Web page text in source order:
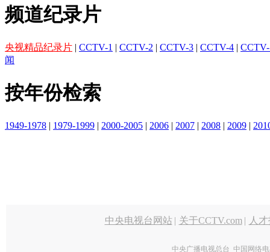
频道纪录片
央视精品纪录片 | CCTV-1 | CCTV-2 | CCTV-3 | CCTV-4 |
闻
按年份检索
1949-1978 | 1979-1999 | 2000-2005 | 2006 | 2007 | 2008 | 2009 |
中央电视台网站 | 关于CCTV.com | 人
中央广播电视总台 中国网络